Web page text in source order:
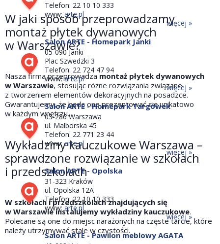
Telefon: 22 10 10 333
www: arte.pl
więcej »
Salon ARTE - Homepark Janki
05-090 Janki
Plac Szwedzki 3
Telefon: 22 724 47 94
www:arte.pl
więcej »
Salon ARTE - Homepark Targówek
03-286 Warszawa
ul. Malborska 45
Telefon: 22 771 23 44
www:arte.pl
więcej »
Salon ARTE - Opolska
31-323 Kraków
ul. Opolska 12A
Telefon: 22 10 10 333
www:arte.pl
więcej »
Salon ARTE - Pawilon meblowy AGATA
W jaki sposób przeprowadzamy
montaż płytek dywanowych
w Warszawie?
Nasza firma przeprowadza montaż płytek dywanowych
w Warszawie, stosując różne rozwiązania związane
z tworzeniem elementów dekoracyjnych na posadzce.
Gwarantujemy, że będą one prezentować się unikatowo
w każdym wnętrzu.
Wykładziny kauczukowe Warszawa –
sprawdzone rozwiązanie w szkołach
i przedszkolach
W szkołach i przedszkolach znajdujących się
w Warszawie instalujemy wykładziny kauczukowe.
Polecane są one do miejsc narażonych na częste tarcie, które
należy utrzymywać stale w czystości.